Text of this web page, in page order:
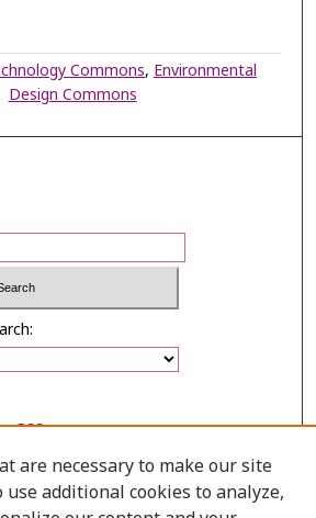
Commons, Environmental
Design Commons
RSS
are necessary to make our site
use additional cookies to analyze,